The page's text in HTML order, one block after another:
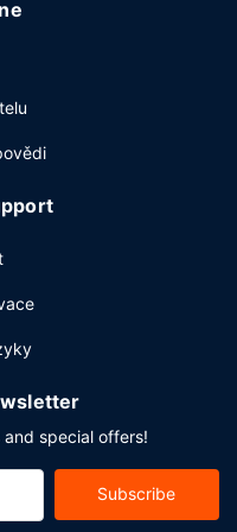
special offers!
Subscribe